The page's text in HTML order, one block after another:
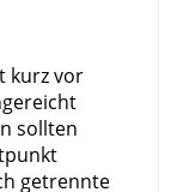
kurz vor
sollten
getrennte